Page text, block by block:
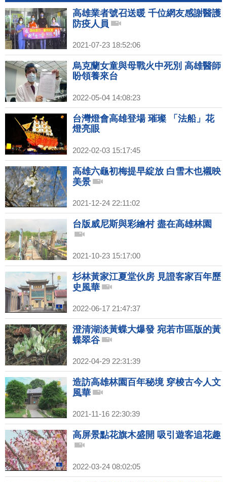
高雄業者號召送暖 千位網友感謝醫護
防疫人員
2021-07-23 18:52:06
烏克蘭女童與母戰火中死別 高雄醫師
盼領養來台
2022-05-04 14:08:23
台灣燈會高雄登場 璀璨 「法船」花
燈亮眼
2022-02-03 15:17:45
高雄六龜初梅提早綻放 白雪木也襯映
美景
2021-12-24 22:11:02
台版威尼斯與彩繪村 盡在高雄林園
2021-10-23 15:17:00
杉林黃家江夏堂伙房 見證客家百年歷
史風華
2022-06-17 21:47:37
澄清湖淡黃蝶大爆發 宛若市區版的黃
蝶翠谷
2022-04-29 22:31:39
造訪高雄林園百年秘境 穿梭古今人文
風華
2021-11-16 22:30:39
高屏景點花旗木盛開 吸引遊客追花趣
2022-03-24 08:02:05